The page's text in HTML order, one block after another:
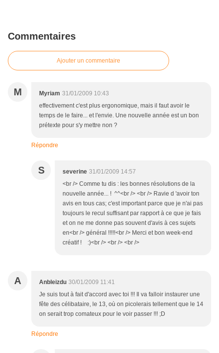
Commentaires
Ajouter un commentaire
M Myriam 31/01/2009 10:43
effectivement c'est plus ergonomique, mais il faut avoir le
temps de le faire... et l'envie. Une nouvelle année est un bon
prétexte pour s'y mettre non ?
Répondre
S severine 31/01/2009 14:57
<br /> Comme tu dis : les bonnes résolutions de la
nouvelle année... ! ^^<br /> <br /> Ravie d 'avoir ton
avis en tous cas; c'est important parce que je n'ai pas
toujours le recul suffisant par rapport à ce que je fais
et on ne me donne pas souvent d'avis à ces sujets
en<br /> général !!!!!<br /> Merci et bon week-end
créatif ! :)<br /> <br /> <br />
A Anbleizdu 30/01/2009 11:41
Je suis tout à fait d'accord avec toi !!! Il va falloir instaurer une
fête des célibataire, le 13, où on picolerais tellement que le 14
on serait trop comateux pour le voir passer !!! ;D
Répondre